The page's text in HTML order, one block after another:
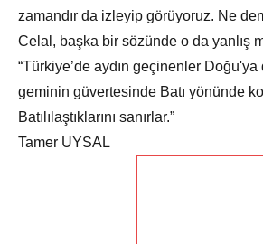
zamandır da izleyip görüyoruz. Ne
Celal, başka bir sözünde o da yanlış
“Türkiye’de aydın geçinenler
geminin güvertesinde Batı yönünde
Batılılaştıklarını sanırlar.”
Tamer UYSAL